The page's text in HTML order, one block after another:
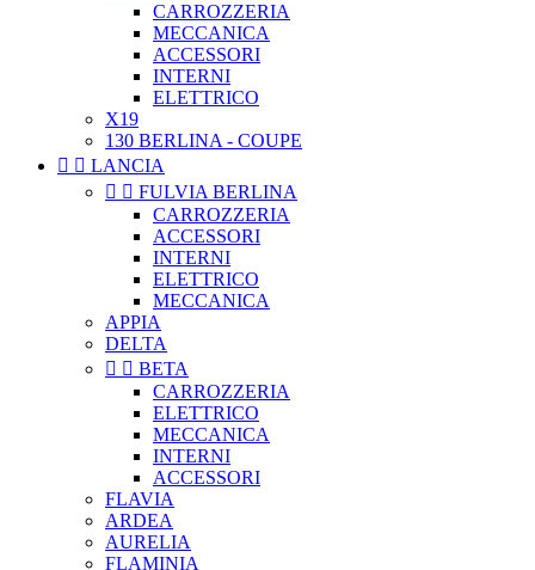
CARROZZERIA
MECCANICA
ACCESSORI
INTERNI
ELETTRICO
X19
130 BERLINA - COUPE
  LANCIA
  FULVIA BERLINA
CARROZZERIA
ACCESSORI
INTERNI
ELETTRICO
MECCANICA
APPIA
DELTA
  BETA
CARROZZERIA
ELETTRICO
MECCANICA
INTERNI
ACCESSORI
FLAVIA
ARDEA
AURELIA
FLAMINIA